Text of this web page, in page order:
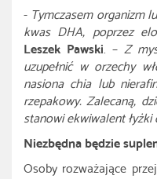
- Tymczasem organizm
kwas DHA, poprzez
Leszek Pawski. –Z
uzupełnićw orzechy
nasiona chia lub
rzepakowy. Zalecaną,
stanowi ekwiwalent
Niezbędna będzie
Osoby rozważające